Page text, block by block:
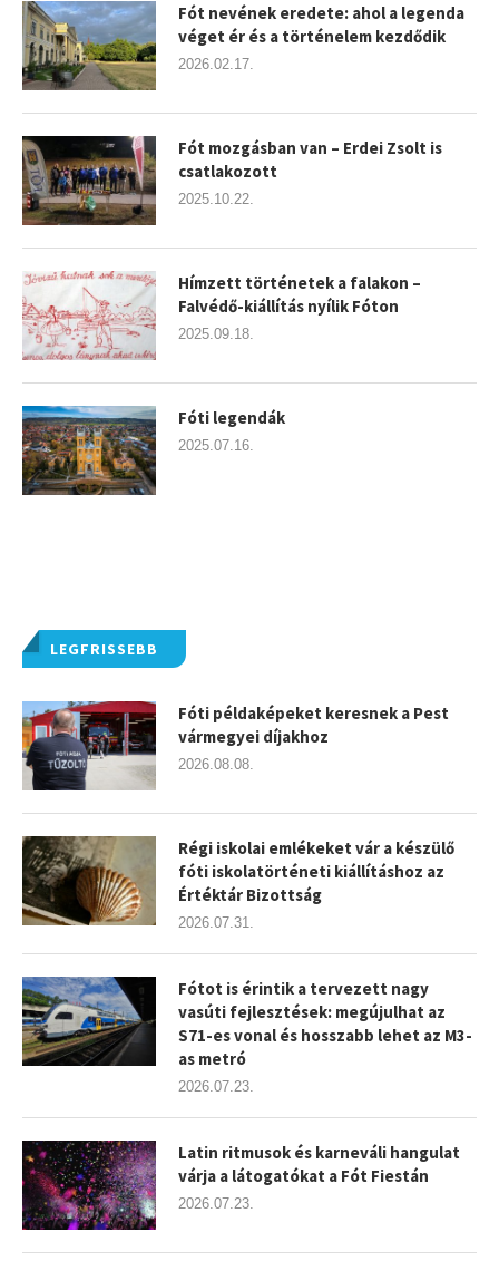
LEGFRISSEBB
Fóti példaképeket keresnek a Pest
vármegyei díjakhoz
2026.08.08.
Régi iskolai emlékeket vár a készülő
fóti iskolatörténeti kiállításhoz az
Értéktár Bizottság
2026.07.31.
Fótot is érintik a tervezett nagy
vasúti fejlesztések: megújulhat az
S71-es vonal és hosszabb lehet az M3-
as metró
2026.07.23.
Latin ritmusok és karneváli hangulat
várja a látogatókat a Fót Fiestán
2026.07.23.
Fót nevének eredete: ahol a legenda
véget ér és a történelem kezdődik
2026.02.17.
Fót mozgásban van – Erdei Zsolt is
csatlakozott
2025.10.22.
Hímzett történetek a falakon –
Falvédő-kiállítás nyílik Fóton
2025.09.18.
Fóti legendák
2025.07.16.